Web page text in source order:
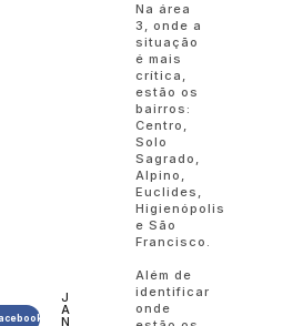
J
A
N
Na área
3, onde a
situação
é mais
crítica,
estão os
bairros:
Centro,
Solo
Sagrado,
Alpino,
Euclides,
Higienópolis
e São
Francisco.
Além de
identificar
onde